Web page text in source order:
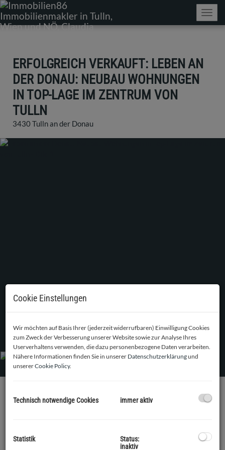
ERFOLGREICH VERKAUFT: LEBEN AN
DER DONAU: NEUBAU WOHNUNGEN
IN TOP-LAGE IM ZENTRUM VON
TULLN
3430 Tulln an der Donau
BESCHREIBUNG
Wohnfläche von ca. 81,36m
finden sie einen Vorraum, einen
Cookie Einstellungen
Wir möchten auf Basis Ihrer (jederzeit widerrufbaren) Einwilligung Cookies
zum Zweck der Verbesserung unserer Website sowie zur Analyse Ihres
Userverhaltens verwenden, die dazu personenbezogene Daten verarbeiten.
Nähere Informationen finden Sie in unserer Datenschutzerklärungund
unsererCookie Policy.
Technisch notwendige Cookies immer aktiv
Statistik
Status:
inaktiv